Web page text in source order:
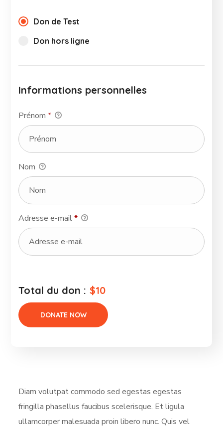
Don de Test
Don hors ligne
Informations personnelles
Prénom*
Nom
Adresse e-mail*
Total du don : $10
Diam volutpat commodo sed egestas egestas
fringilla phasellus faucibus scelerisque. Et ligula
ullamcorper malesuada proin libero nunc. Quis vel